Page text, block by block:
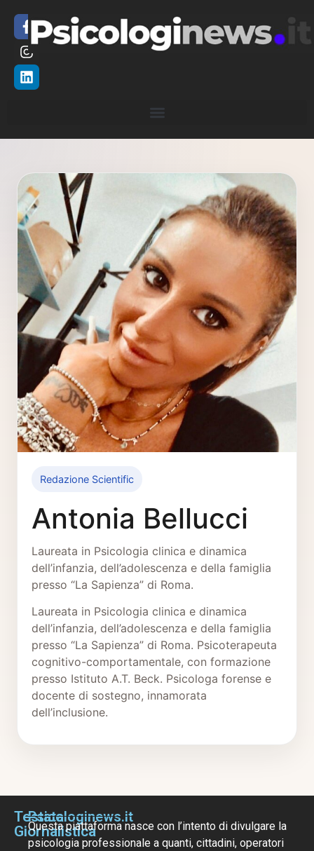
Redazione Scientific
Antonia Bellucci
Laureata in Psicologia clinica e dinamica
dell’infanzia, dell’adolescenza e della famiglia
presso “La Sapienza” di Roma.
Laureata in Psicologia clinica e dinamica
dell’infanzia, dell’adolescenza e della famiglia
presso “La Sapienza” di Roma. Psicoterapeuta
cognitivo-comportamentale, con formazione
presso Istituto A.T. Beck. Psicologa forense e
docente di sostegno, innamorata
dell’inclusione.
Testata
Giornalistica
Psicologinews.it
Questa piattaforma nasce con l’intento di divulgare la
psicologia professionale a quanti, cittadini, operatori